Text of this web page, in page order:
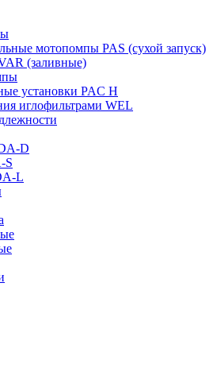
мотопомпы PAS (сухой запуск)
(заливные)
установки PAC H
иглофильтрами WEL
D
S
L